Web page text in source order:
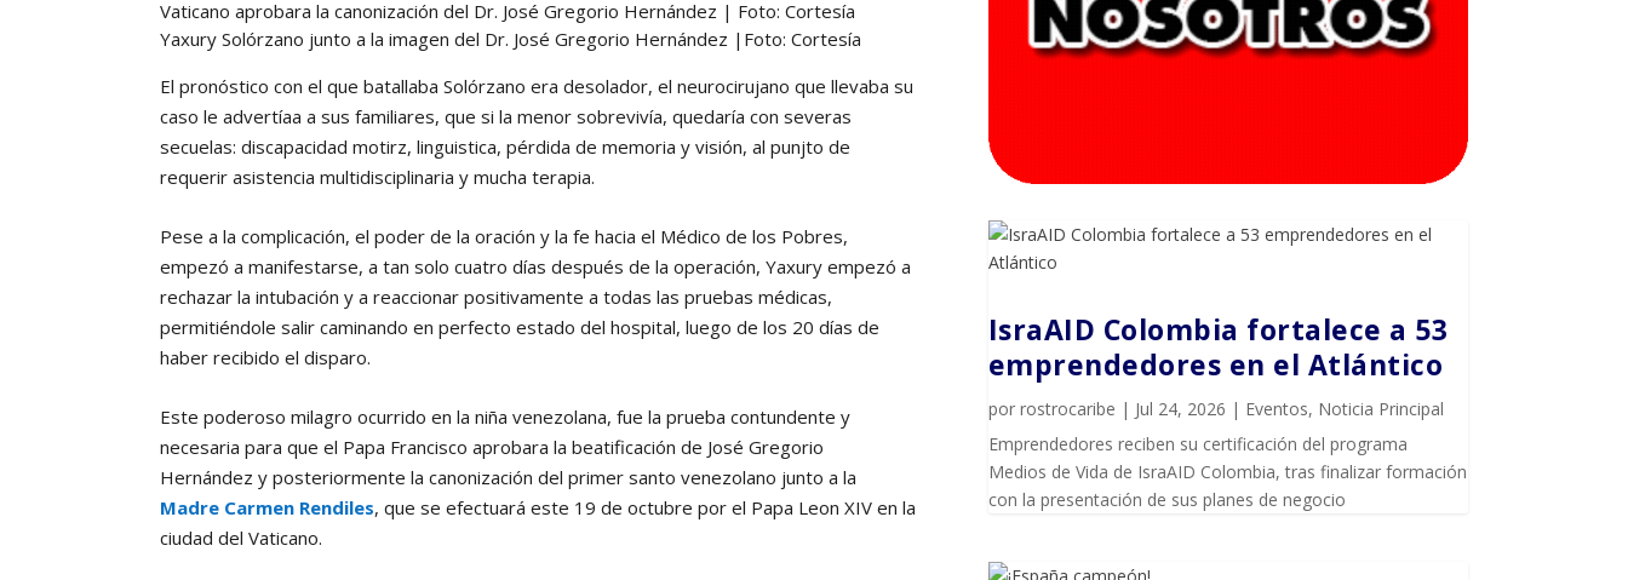
Yaxury Solórzano junto a la imagen del Dr. José Gregorio Hernández | Foto: Cortesía
El pronóstico con el que batallaba Solórzano era desolador, el neurocirujano que llevaba su
caso le advertíaa a sus familiares, que si la menor sobrevivía, quedaría con severas
secuelas: discapacidad motirz, linguistica, pérdida de memoria y visión, al punjto de
requerir asistencia multidisciplinaria y mucha terapia.
Pese a la complicación, el poder de la oración y la fe hacia el Médico de los Pobres,
empezó a manifestarse, a tan solo cuatro días después de la operación, Yaxury empezó a
rechazar la intubación y a reaccionar positivamente a todas las pruebas médicas,
permitiéndole salir caminando en perfecto estado del hospital, luego de los 20 días de
haber recibido el disparo.
Este poderoso milagro ocurrido en la niña venezolana, fue la prueba contundente y
necesaria para que el Papa Francisco aprobara la beatificación de José Gregorio
Hernández y posteriormente la canonización del primer santo venezolano junto a la
Madre Carmen Rendiles, que se efectuará este 19 de octubre por el Papa Leon XIV en la
ciudad del Vaticano.
IsraAID Colombia fortalece a 53
emprendedores en el Atlántico
por rostrocaribe | Jul 24, 2026 | Eventos, Noticia Principal
Emprendedores reciben su certificación del programa
Medios de Vida de IsraAID Colombia, tras finalizar formación
con la presentación de sus planes de negocio